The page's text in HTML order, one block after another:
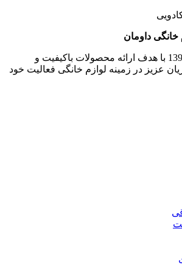
خانگی داومان
فروشگاه ما از سال 1390 با هدف ارائه محصولات باکیفیت و
عزیز در زمینه لوازم خانگی فعالیت خود